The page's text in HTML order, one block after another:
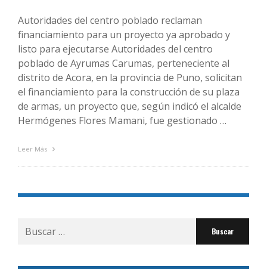
Autoridades del centro poblado reclaman
financiamiento para un proyecto ya aprobado y
listo para ejecutarse Autoridades del centro
poblado de Ayrumas Carumas, perteneciente al
distrito de Acora, en la provincia de Puno, solicitan
el financiamiento para la construcción de su plaza
de armas, un proyecto que, según indicó el alcalde
Hermógenes Flores Mamani, fue gestionado …
Leer Más
Buscar
por: